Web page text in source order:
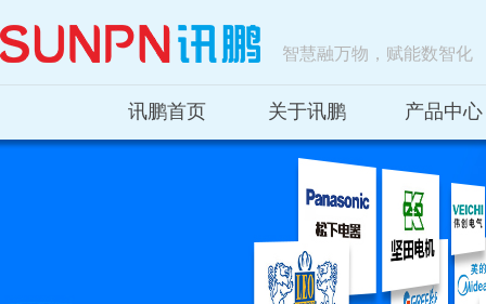
智慧融万物，赋能数智化
讯鹏首页 关于讯鹏 产品中心